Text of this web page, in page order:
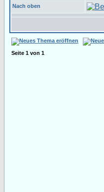
Nach oben
Seite 1 von 1